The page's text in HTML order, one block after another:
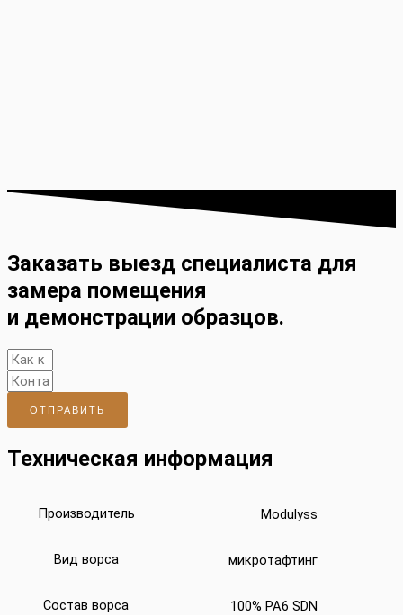
Заказать выезд специалиста для
замера помещения
и демонстрации образцов.
ОТПРАВИТЬ
Техническая информация
Производитель Modulyss
Вид ворса микротафтинг
Состав ворса 100% PA6 SDN